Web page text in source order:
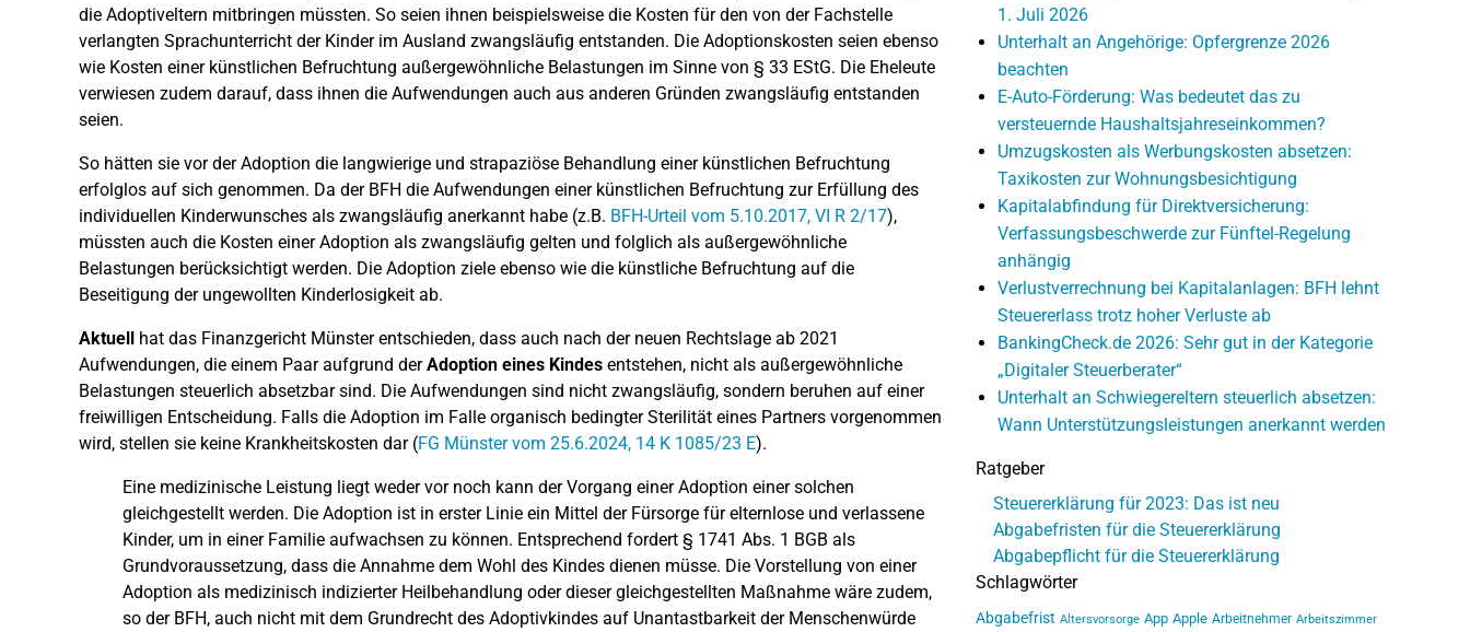
die Adoptiveltern mitbringen müssten. So seien ihnen beispielsweise die Kosten für den von der Fachstelle
verlangten Sprachunterricht der Kinder im Ausland zwangsläufig entstanden. Die Adoptionskosten seien ebenso
wie Kosten einer künstlichen Befruchtung außergewöhnliche Belastungen im Sinne von § 33 EStG. Die Eheleute
verwiesen zudem darauf, dass ihnen die Aufwendungen auch aus anderen Gründen zwangsläufig entstanden
seien.
So hätten sie vor der Adoption die langwierige und strapaziöse Behandlung einer künstlichen Befruchtung
erfolglos auf sich genommen. Da der BFH die Aufwendungen einer künstlichen Befruchtung zur Erfüllung des
individuellen Kinderwunsches als zwangsläufig anerkannt habe (z.B. BFH-Urteil vom 5.10.2017, VI R 2/17),
müssten auch die Kosten einer Adoption als zwangsläufig gelten und folglich als außergewöhnliche
Belastungen berücksichtigt werden. Die Adoption ziele ebenso wie die künstliche Befruchtung auf die
Beseitigung der ungewollten Kinderlosigkeit ab.
Aktuell hat das Finanzgericht Münster entschieden, dass auch nach der neuen Rechtslage ab 2021
Aufwendungen, die einem Paar aufgrund derAdoption eines Kindes entstehen, nicht als außergewöhnliche
Belastungen steuerlich absetzbar sind. Die Aufwendungen sind nicht zwangsläufig, sondern beruhen auf einer
freiwilligen Entscheidung. Falls die Adoption im Falle organisch bedingter Sterilität eines Partners vorgenommen
wird, stellen sie keine Krankheitskosten dar (FG Münster vom 25.6.2024, 14 K 1085/23 E).
Eine medizinische Leistung liegt weder vor noch kann der Vorgang einer Adoption einer solchen
gleichgestellt werden. Die Adoption ist in erster Linie ein Mittel der Fürsorge für elternlose und verlassene
Kinder, um in einer Familie aufwachsen zu können. Entsprechend fordert § 1741 Abs. 1 BGB als
Grundvoraussetzung, dass die Annahme dem Wohl des Kindes dienen müsse. Die Vorstellung von einer
Adoption als medizinisch indizierter Heilbehandlung oder dieser gleichgestellten Maßnahme wäre zudem,
so der BFH, auch nicht mit dem Grundrecht des Adoptivkindes auf Unantastbarkeit der Menschenwürde
1. Juli 2026
Unterhalt an Angehörige: Opfergrenze 2026
beachten
E-Auto-Förderung: Was bedeutet das zu
versteuernde Haushaltsjahreseinkommen?
Umzugskosten als Werbungskosten absetzen:
Taxikosten zur Wohnungsbesichtigung
Kapitalabfindung für Direktversicherung:
Verfassungsbeschwerde zur Fünftel-Regelung
anhängig
Verlustverrechnung bei Kapitalanlagen: BFH lehnt
Steuererlass trotz hoher Verluste ab
BankingCheck.de 2026: Sehr gut in der Kategorie
„Digitaler Steuerberater“
Unterhalt an Schwiegereltern steuerlich absetzen:
Wann Unterstützungsleistungen anerkannt werden
Ratgeber
Steuererklärung für 2023: Das ist neu
Abgabefristen für die Steuererklärung
Abgabepflicht für die Steuererklärung
Schlagwörter
Abgabefrist Altersvorsorge App Apple Arbeitnehmer Arbeitszimmer